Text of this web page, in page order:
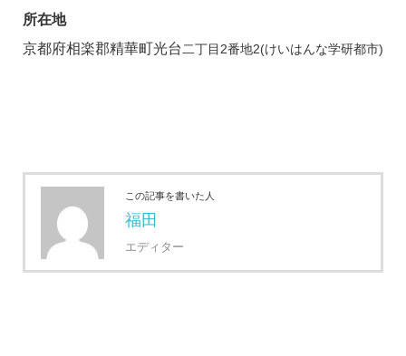
所在地
京都府相楽郡精華町光台二丁目2番地2(けいはんな学研都市)
この記事を書いた人
福田
エディター